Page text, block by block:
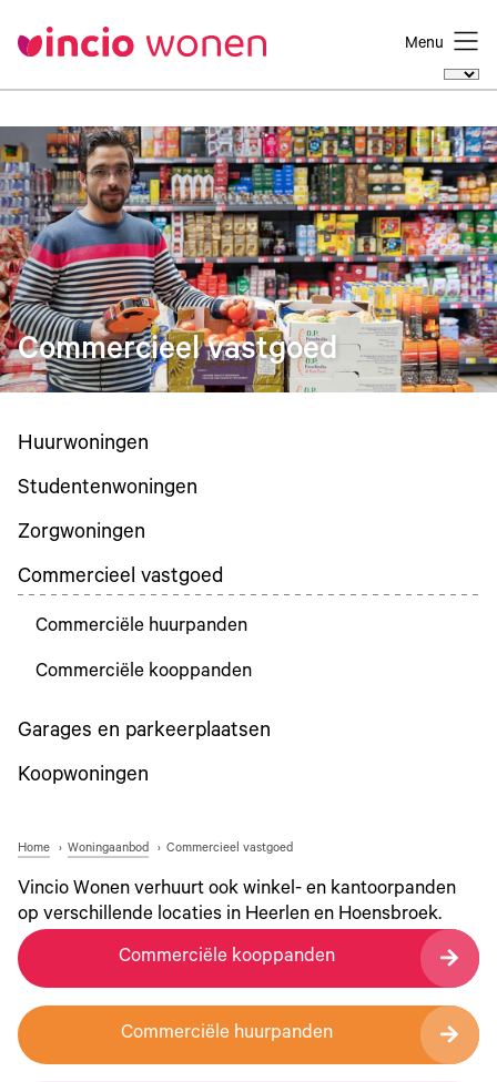
Menu
Commercieel vastgoed
Huurwoningen
Studentenwoningen
Zorgwoningen
Commercieel vastgoed
Commerciële huurpanden
Commerciële kooppanden
Garages en parkeerplaatsen
Koopwoningen
Home Woningaanbod Commercieel vastgoed
Vincio Wonen verhuurt ook winkel- en kantoorpanden
op verschillende locaties in Heerlen en Hoensbroek.
Commerciële kooppanden
Commerciële huurpanden